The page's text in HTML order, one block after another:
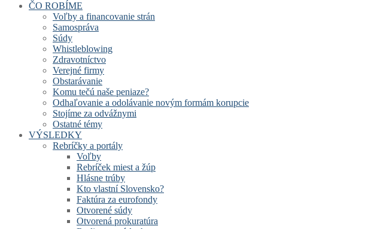
ČO ROBÍME
Voľby a financovanie strán
Samospráva
Súdy
Whistleblowing
Zdravotníctvo
Verejné firmy
Obstarávanie
Komu tečú naše peniaze?
Odhaľovanie a odolávanie novým formám korupcie
Stojíme za odvážnymi
Ostatné témy
VÝSLEDKY
Rebríčky a portály
Voľby
Rebríček miest a žúp
Hlásne trúby
Kto vlastní Slovensko?
Faktúra za eurofondy
Otvorené súdy
Otvorená prokuratúra